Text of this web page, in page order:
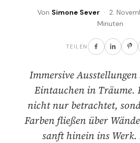
Von Simone Sever · 2.
Minuten
TEILEN
Immersive
Eintauchen in Träume.
nicht nur betrachtet,
Farben fließen über
sanft hinein ins Werk.